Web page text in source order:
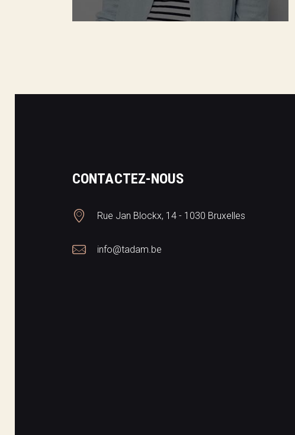
CONTACTEZ-NOUS
Rue Jan Blockx, 14 - 1030 Bruxelles
info@tadam.be